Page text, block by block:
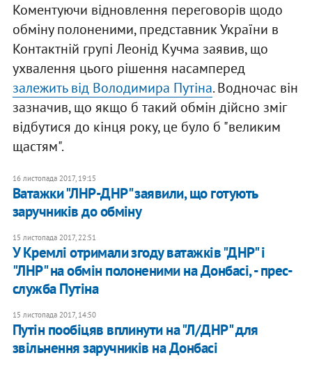
Коментуючи відновлення переговорів щодо
обміну полоненими, представник України в
Контактній групі Леонід Кучма заявив, що
ухвалення цього рішення насамперед
залежить від Володимира Путіна. Водночас він
зазначив, що якщо б такий обмін дійсно зміг
відбутися до кінця року, це було б "великим
щастям".
16 листопада 2017, 19:15
Ватажки "ЛНР-ДНР" заявили, що готують
заручників до обміну
15 листопада 2017, 22:51
У Кремлі отримали згоду ватажків "ДНР" і
"ЛНР" на обмін полоненими на Донбасі, - прес-
служба Путіна
15 листопада 2017, 14:50
Путін пообіцяв вплинути на "Л/ДНР" для
звільнення заручників на Донбасі